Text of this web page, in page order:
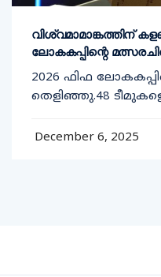
വിശ്വമാമാങ്കത്തിന്
ലോകകപ്പിന്റെ
2026 ഫിഫ
തെളിഞ്ഞു.48
December 6, 2025